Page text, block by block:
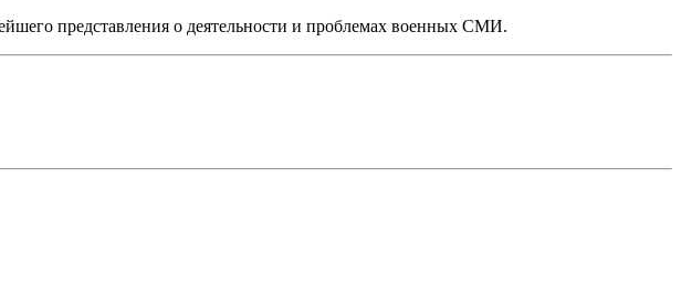
представления о деятельности и проблемах военных СМИ.